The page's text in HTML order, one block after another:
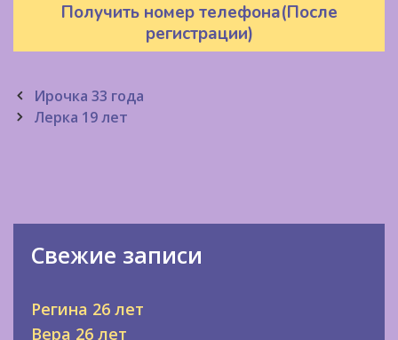
Получить номер телефона(После
регистрации)
Post
navigation
Ирочка 33 года
Лерка 19 лет
Свежие записи
Регина 26 лет
Вера 26 лет